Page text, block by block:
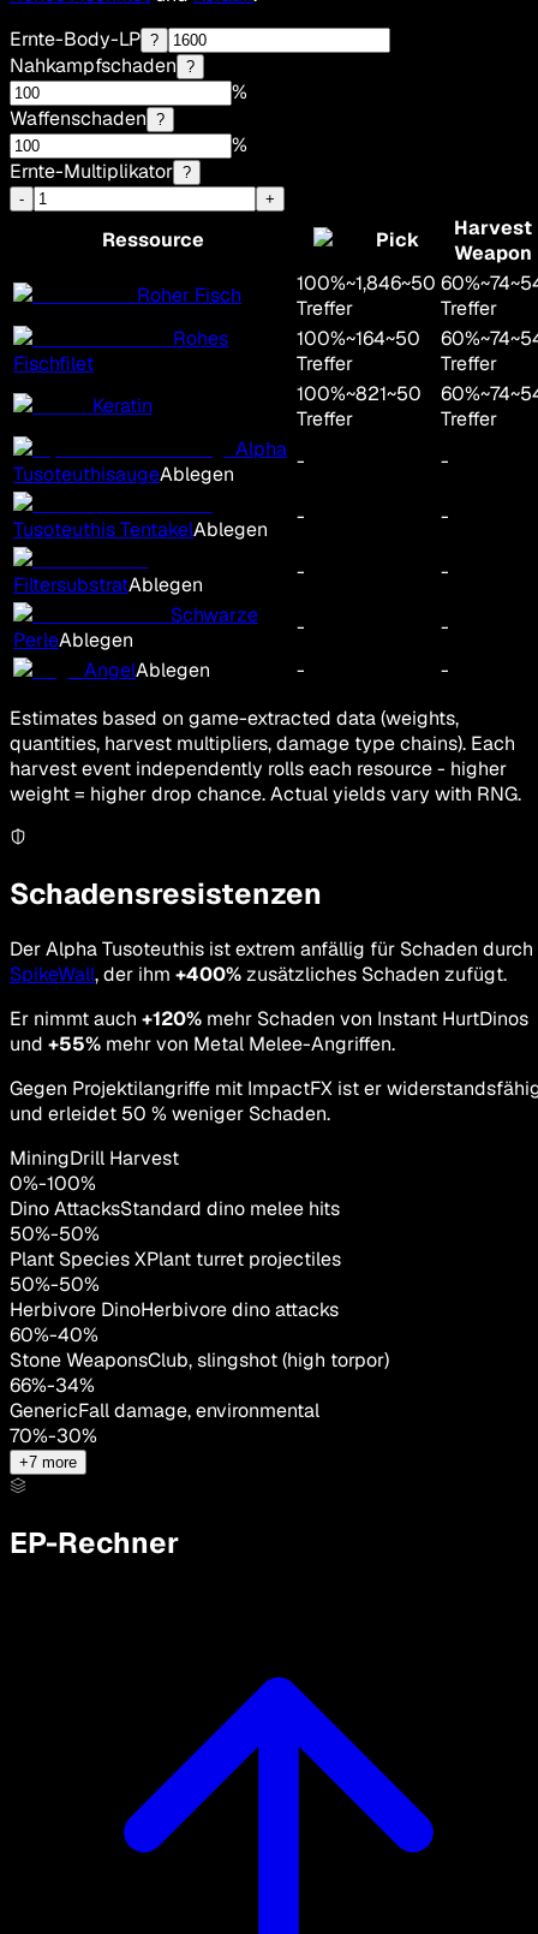
Ernte-Body-LP ?
Nahkampfschaden ?
%
Waffenschaden ?
%
Ernte-Multiplikator ?
-
+
Ressource Pick
Harvest
Weapon
Roher Fisch
100%~1,846~50
Treffer
60%~74~
Treffer
Rohes
Fischfilet
100%~164~50
Treffer
60%~74~
Treffer
Keratin
100%~821~50
Treffer
60%~74~
Treffer
Alpha
TusoteuthisaugeAblegen
- -
Tusoteuthis TentakelAblegen
- -
FiltersubstratAblegen
-
-
Schwarze
PerleAblegen
-
-
AngelAblegen -
-
Estimates based on game-extracted data (weights,
quantities, harvest multipliers, damage type chains). Each
harvest event independently rolls each resource - higher
weight = higher drop chance. Actual yields vary with RNG.
Schadensresistenzen
Der Alpha Tusoteuthis ist extrem anfällig für Schaden durch
SpikeWall, der ihm +400%zusätzliches Schaden zufügt.
Er nimmt auch +120% mehr Schaden von Instant HurtDinos
und +55% mehr von Metal Melee-Angriffen.
Gegen Projektilangriffe mit ImpactFX ist er
und erleidet 50 % weniger Schaden.
MiningDrill Harvest
0%-100%
Dino AttacksStandard dino melee hits
50%-50%
Plant Species XPlant turret projectiles
50%-50%
Herbivore DinoHerbivore dino attacks
60%-40%
Stone WeaponsClub, slingshot (high torpor)
66%-34%
GenericFall damage, environmental
70%-30%
+7 more
EP-Rechner